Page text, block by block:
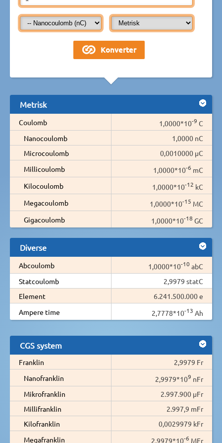
Metrisk
Coulomb 1,0000*10-9 C
Nanocoulomb
1,0000 nC
Microcoulomb
0,0010000 µC
Millicoulomb
1,0000*10-6 mC
Kilocoulomb
1,0000*10-12 kC
Megacoulomb
1,0000*10-15 MC
Gigacoulomb
1,0000*10-18 GC
Diverse
Abcoulomb 1,0000*10-10 abC
Statcoulomb
2,9979 statC
Element
6.241.500.000 e
Ampere time
2,7778*10-13 Ah
CGS system
Franklin
2,9979 Fr
Nanofranklin
2,9979*109 nFr
Mikrofranklin
2.997.900 µFr
Millifranklin
2.997,9 mFr
Kilofranklin
0,0029979 kFr
Megafranklin
2,9979*10-6 MFr